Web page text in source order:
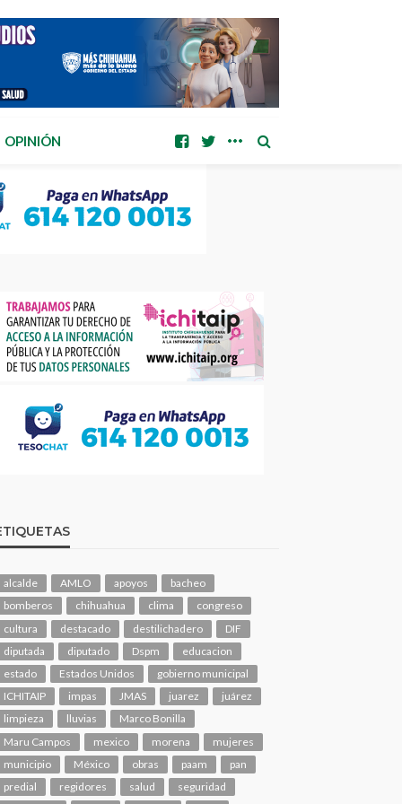
OPINIÓN
alcalde AMLO apoyos
bacheo
bomberos
chihuahua clima
congreso
cultura
destacado destilichadero
DIF
diputada
diputado Dspm
educacion
estado
Estados Unidos
gobierno municipal
ICHITAIP
impas JMAS juarez
juárez
limpieza
lluvias
Marco Bonilla
Maru Campos
mexico morena
mujeres
municipio
México obras paam
pan
predial
regidores salud
seguridad